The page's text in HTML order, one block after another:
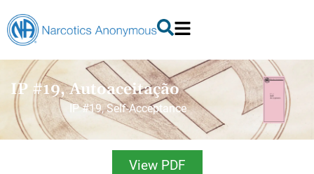
IP #19, Autoaceitação
IP #19, Self-Acceptance
View PDF